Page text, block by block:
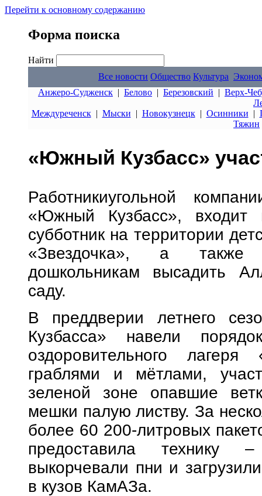
Перейти к основному содержанию
Форма поиска
Найти
Все новости Общество Культура
Анжеро-Судженск | Белово | Березовский | Верх-
Междуреченск| Мыски | Новокузнецк| Осинники |
Тяжин
«Южный Кузбасс»
Работникиугольной
«Южный Кузбасс», входит
субботник на территории
«Звездочка», а также
дошкольникам высадить
саду.
В преддверии летнего
Кузбасса» навели
оздоровительного лагеря
граблями и мётлами,
зеленой зоне опавшие
мешки палую листву. За
более 60 200-литровых
предоставила
выкорчевали пни и
в кузов КамАЗа.